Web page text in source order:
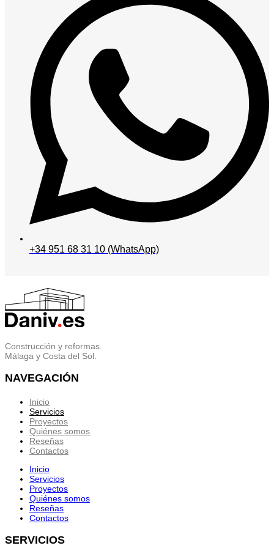
‪+34 951 68 31 10‬ (WhatsApp)
Construcción y reformas.
Málaga y Costa del Sol.
NAVEGACIÓN
Inicio
Servicios
Proyectos
Quiénes somos
Reseñas
Contactos
Inicio
Servicios
Proyectos
Quiénes somos
Reseñas
Contactos
SERVICIOS